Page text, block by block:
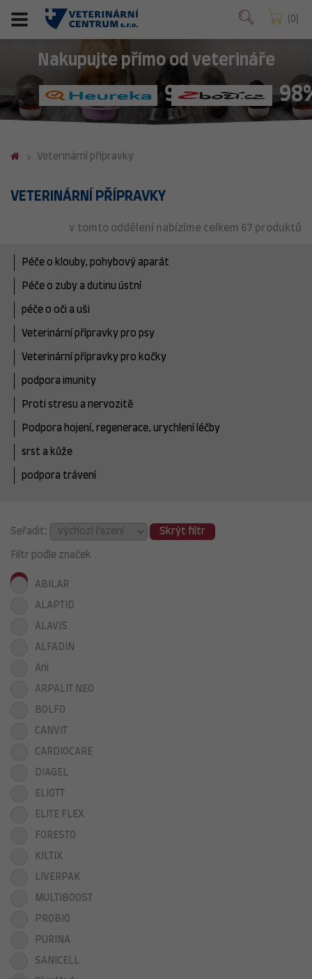
0
Nakupujte přímo od veterináře
98%
Veterinární přípravky
VETERINÁRNÍ PŘÍPRAVKY
v tomto oddělení nabízíme celkem 67 produktů
Péče o klouby, pohybový aparát
Péče o zuby a dutinu ústní
péče o oči a uši
Veterinární přípravky pro psy
Veterinární přípravky pro kočky
podpora imunity
Proti stresu a nervozitě
Podpora hojení, regenerace, urychlení léčby
srst a kůže
podpora trávení
Seřadit: Skrýt filtr
Filtr podle značek
ABILAR
ALAPTID
ALAVIS
ALFADIN
Ani
ARPALIT NEO
BOLFO
CANVIT
CARDIOCARE
DIAGEL
ELIOTT
ELITE FLEX
FORESTO
KILTIX
LIVERPAK
MULTIBOOST
PROBIO
PURINA
SANICELL